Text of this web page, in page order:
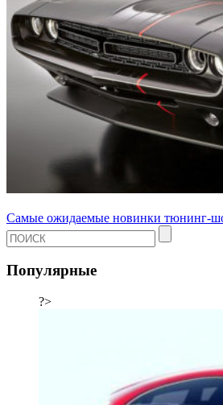
Самые ожидаемые новинки тюнинг-
Популярные
?>